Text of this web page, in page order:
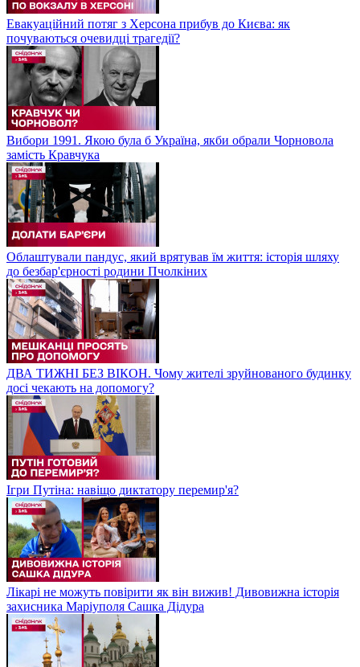
Евакуаційний потяг з Херсона прибув до Києва: як
почуваються очевидці трагедії?
Вибори 1991. Якою була б Україна, якби обрали Чорновола
замість Кравчука
Облаштували пандус, який врятував їм життя: історія шляху
до безбар'єрності родини Пчолкіних
ДВА ТИЖНІ БЕЗ ВІКОН. Чому жителі зруйнованого будинку
досі чекають на допомогу?
Ігри Путіна: навіщо диктатору перемир'я?
Лікарі не можуть повірити як він вижив! Дивовижна історія
захисника Маріуполя Сашка Дідура